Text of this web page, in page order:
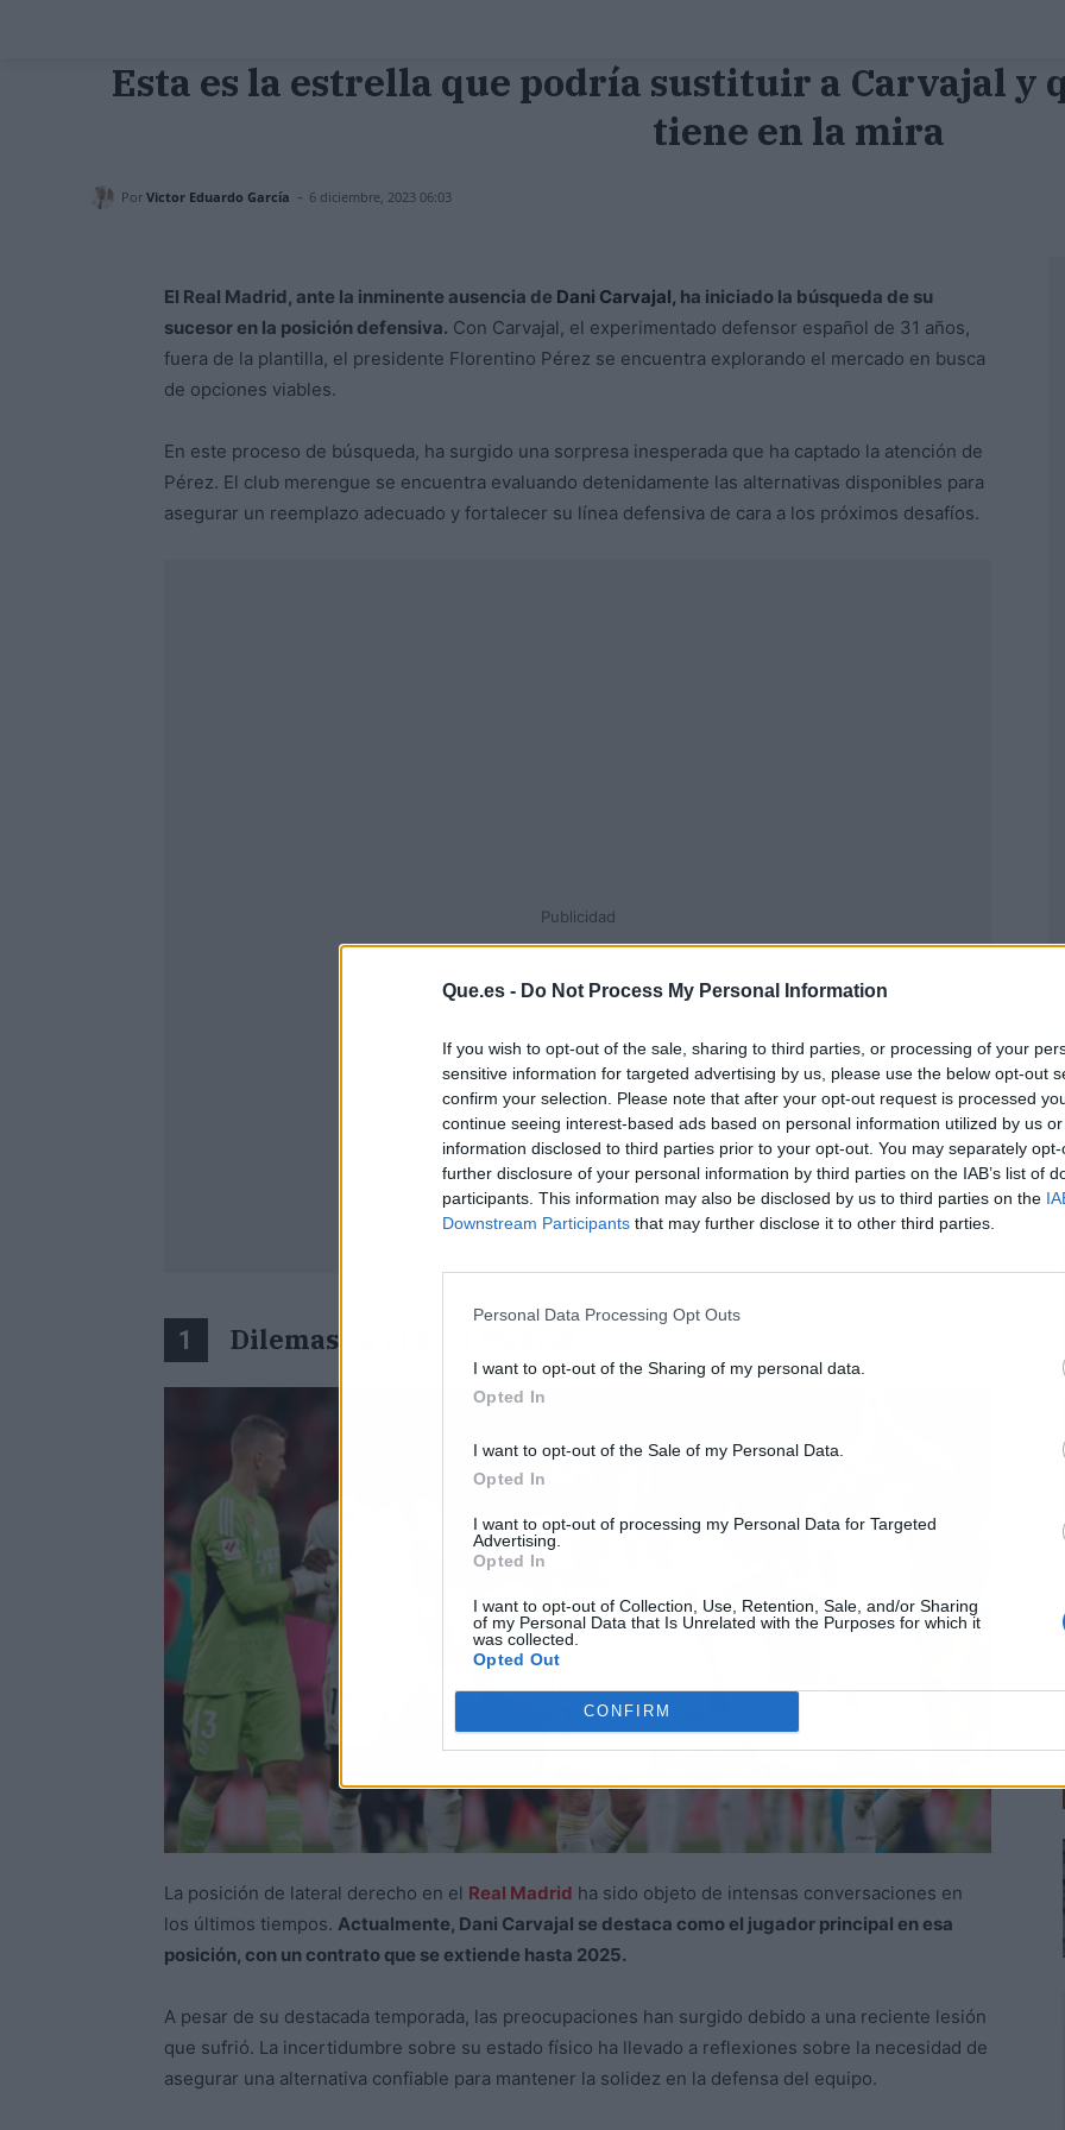
Que.es - Do Not Process My Personal Information
If you wish to opt-out of the sale, sharing to third parties, or processing of your
sensitive information for targeted advertising by us, please use the below opt-out
confirm your selection. Please note that after your opt-out request is processed
continue seeing interest-based ads based on personal information utilized by us
information disclosed to third parties prior to your opt-out. You may separately
further disclosure of your personal information by third parties on the IAB’s list of
participants. This information may also be disclosed by us to third parties on the
Downstream Participants that may further disclose it to other third parties.
Personal Data Processing Opt Outs
I want to opt-out of the Sharing of my personal data.
Opted In
I want to opt-out of the Sale of my Personal Data.
Opted In
I want to opt-out of processing my Personal Data for Targeted
Advertising.
Opted In
I want to opt-out of Collection, Use, Retention, Sale, and/or Sharing
of my Personal Data that Is Unrelated with the Purposes for which it
was collected.
Opted Out
CONFIRM
Esta es la estrella que podría sustituir a Carvajal y
tiene en la mira
Por Victor Eduardo García - 6 diciembre, 2023 06:03
El Real Madrid, ante la inminente ausencia de Dani Carvajal, ha iniciado la búsqueda de su
sucesor en la posición defensiva. Con Carvajal, el experimentado defensor español de 31 años,
fuera de la plantilla, el presidente Florentino Pérez se encuentra explorando el mercado en busca
de opciones viables.
En este proceso de búsqueda, ha surgido una sorpresa inesperada que ha captado la atención de
Pérez. El club merengue se encuentra evaluando detenidamente las alternativas disponibles para
asegurar un reemplazo adecuado y fortalecer su línea defensiva de cara a los próximos desafíos.
Publicidad
1 Dilemas en el Real Madrid
La posición de lateral derecho en el Real Madrid ha sido objeto de intensas conversaciones en
los últimos tiempos. Actualmente, Dani Carvajal se destaca como el jugador principal en esa
posición, con un contrato que se extiende hasta 2025.
A pesar de su destacada temporada, las preocupaciones han surgido debido a una reciente lesión
que sufrió. La incertidumbre sobre su estado físico ha llevado a reflexiones sobre la necesidad de
asegurar una alternativa confiable para mantener la solidez en la defensa del equipo.